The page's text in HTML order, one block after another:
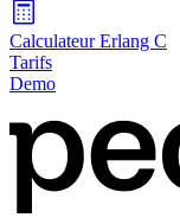
Calculateur Erlang C
Tarifs
Demo